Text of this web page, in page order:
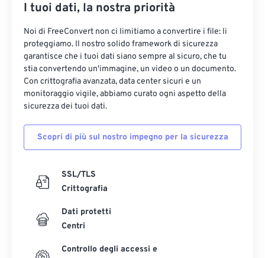
I tuoi dati, la nostra priorità
Noi di FreeConvert non ci limitiamo a convertire i file: li
proteggiamo. Il nostro solido framework di sicurezza
garantisce che i tuoi dati siano sempre al sicuro, che tu
stia convertendo un'immagine, un video o un documento.
Con crittografia avanzata, data center sicuri e un
monitoraggio vigile, abbiamo curato ogni aspetto della
sicurezza dei tuoi dati.
Scopri di più sul nostro impegno per la sicurezza
SSL/TLS
Crittografia
Dati protetti
Centri
Controllo degli accessi e